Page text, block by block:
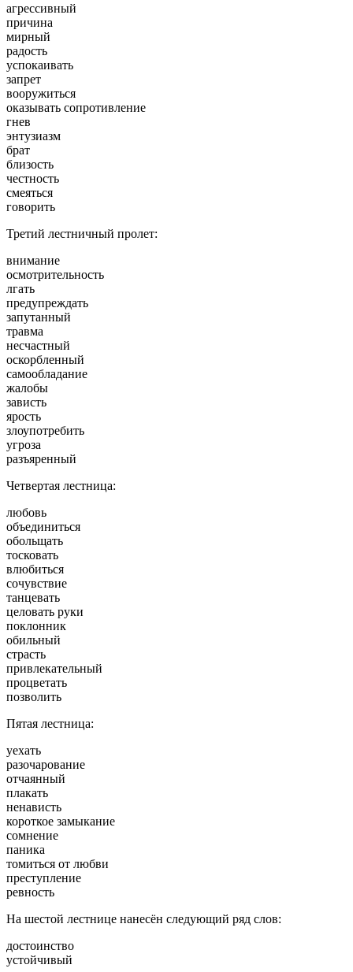
агрессивный
причина
мирный
радость
успокаивать
запрет
вооружиться
оказывать сопротивление
гнев
энтузиазм
брат
близость
честность
смеяться
говорить
Третий лестничный пролет:
внимание
осмотрительность
лгать
предупреждать
запутанный
травма
несчастный
оскорбленный
самообладание
жалобы
зависть
ярость
злоупотребить
угроза
разъяренный
Четвертая лестница:
любовь
объединиться
обольщать
тосковать
влюбиться
сочувствие
танцевать
целовать руки
поклонник
обильный
страсть
привлекательный
процветать
позволить
Пятая лестница:
уехать
разочарование
отчаянный
плакать
ненависть
короткое замыкание
сомнение
паника
томиться от любви
преступление
ревность
На шестой лестнице нанесён следующий ряд слов:
достоинство
устойчивый